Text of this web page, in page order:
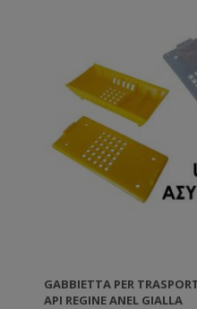
GABBIETTA PER
API REGINE ANEL GIALLA